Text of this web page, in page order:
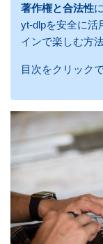
著作権と合法性
yt-dlpを安全に活
インで楽しむ方
目次をクリック